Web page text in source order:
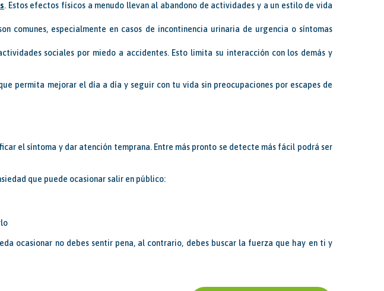
. Estos efectos físicos a menudo llevan al abandono de actividades y a un estilo de vida
comunes, especialmente en casos de incontinencia urinaria de urgencia o síntomas
sociales por miedo a accidentes. Esto limita su interacción con los demás y
permita mejorar el día a día y seguir con tu vida sin preocupaciones por escapes de
el síntoma y dar atención temprana. Entre más pronto se detecte más fácil podrá ser
que puede ocasionar salir en público:
ocasionar no debes sentir pena, al contrario, debes buscar la fuerza que hay en ti y